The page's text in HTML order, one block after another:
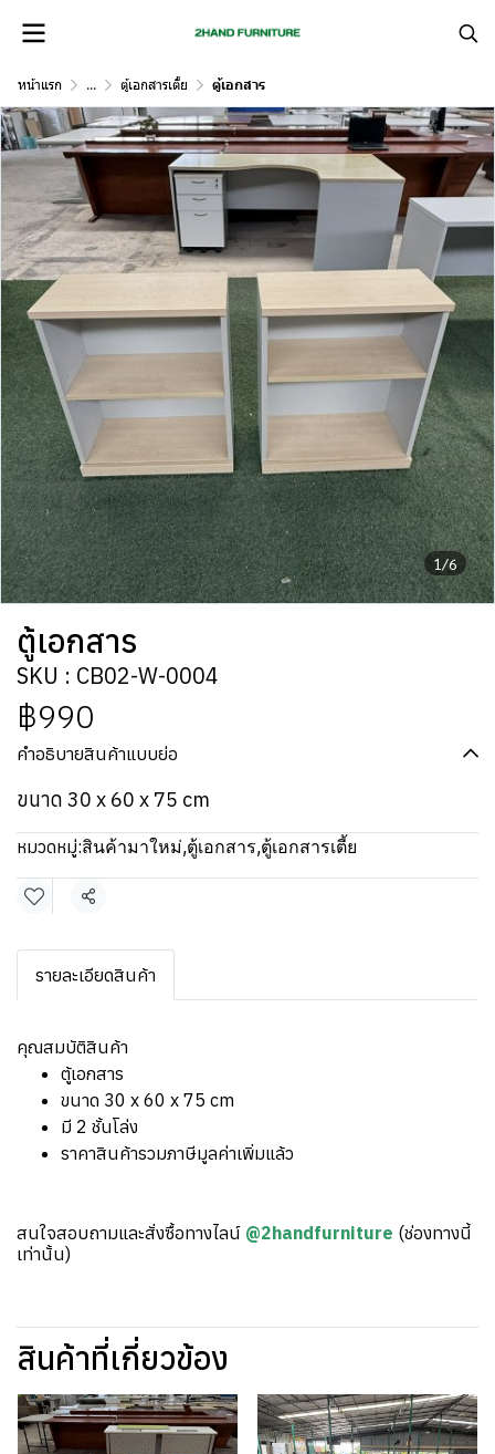
หน้าแรก ... ตู้เอกสารเตี้ย ตู้เอกสาร
1/6
ตู้เอกสาร
SKU : CB02-W-0004
฿990
คำอธิบายสินค้าแบบย่อ
ขนาด 30 x 60 x 75 cm
หมวดหมู่:สินค้ามาใหม่,ตู้เอกสาร,ตู้เอกสารเตี้ย
แชร์
รายละเอียดสินค้า
คุณสมบัติสินค้า
ตู้เอกสาร
ขนาด 30 x 60 x 75 cm
มี 2 ชั้นโล่ง
ราคาสินค้ารวมภาษีมูลค่าเพิ่มแล้ว
สนใจสอบถามและสั่งซื้อทางไลน์ @2handfurniture (ช่องทางนี้
เท่านั้น)
สินค้าที่เกี่ยวข้อง